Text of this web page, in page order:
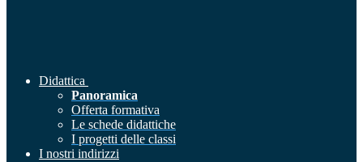
Didattica
Panoramica
Offerta formativa
Le schede didattiche
I progetti delle classi
I nostri indirizzi